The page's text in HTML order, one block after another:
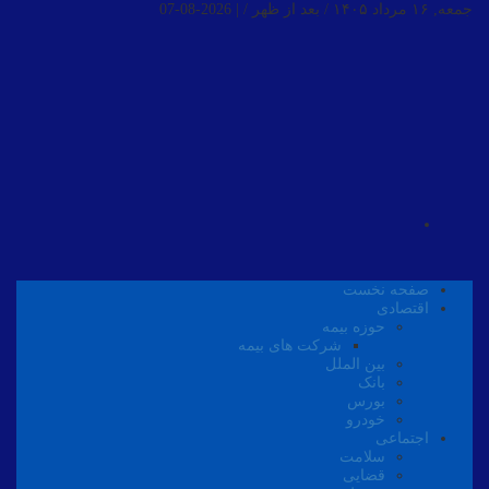
جمعه, ۱۶ مرداد ۱۴۰۵ / بعد از ظهر / 2026-08-07
صفحه نخست
اقتصادی
حوزه بیمه
شرکت های بیمه
بین الملل
بانک
بورس
خودرو
اجتماعی
سلامت
قضایی